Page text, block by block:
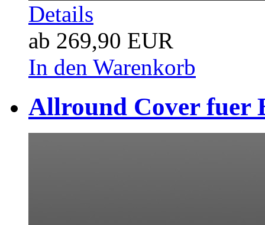
Details
ab 269,90 EUR
In den Warenkorb
Allround Cover fuer